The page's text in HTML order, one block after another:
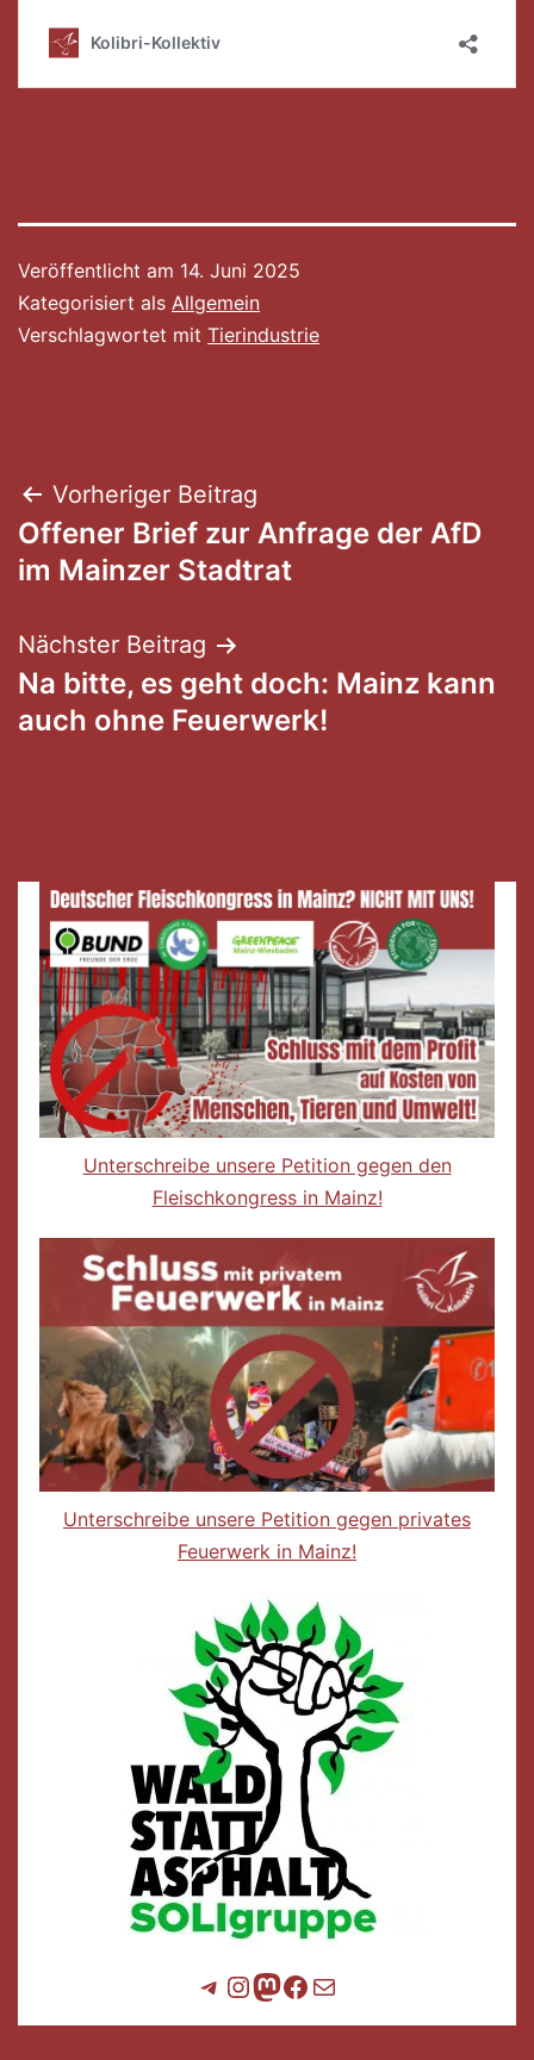
Veröffentlicht am 14. Juni 2025
Kategorisiert als Allgemein
Verschlagwortet mit Tierindustrie
Beitragsnavigation
Vorheriger Beitrag
Offener Brief zur Anfrage der AfD
im Mainzer Stadtrat
Nächster Beitrag
Na bitte, es geht doch: Mainz kann
auch ohne Feuerwerk!
Unterschreibe unsere Petition gegen den
Fleischkongress in Mainz!
Unterschreibe unsere Petition gegen privates
Feuerwerk in Mainz!
Telegram
Instagram
Mastodon
Facebook
E-Mail